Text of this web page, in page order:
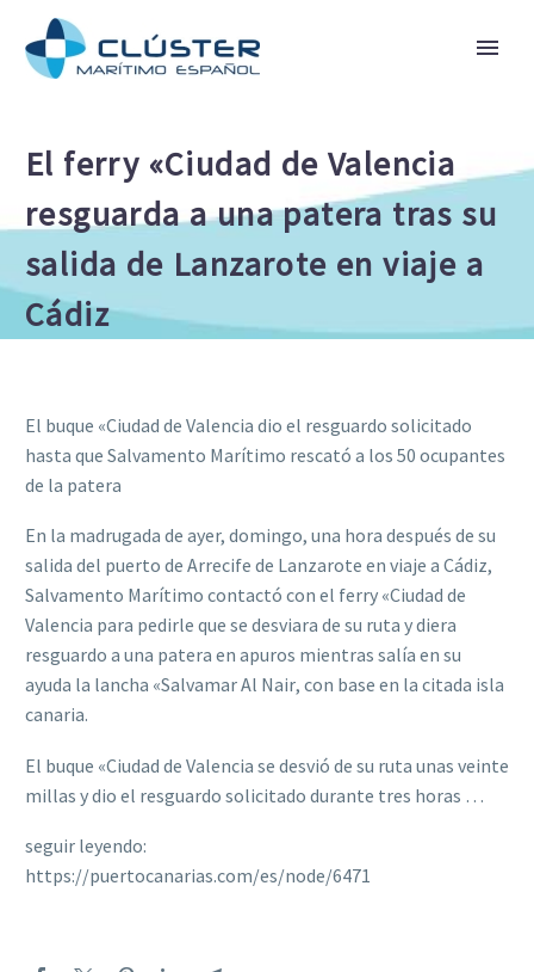
El ferry «Ciudad de Valencia
resguarda a una patera tras su
salida de Lanzarote en viaje a
Cádiz
El buque «Ciudad de Valencia dio el resguardo solicitado
hasta que Salvamento Marítimo rescató a los 50 ocupantes
de la patera
En la madrugada de ayer, domingo, una hora después de su
salida del puerto de Arrecife de Lanzarote en viaje a Cádiz,
Salvamento Marítimo contactó con el ferry «Ciudad de
Valencia para pedirle que se desviara de su ruta y diera
resguardo a una patera en apuros mientras salía en su
ayuda la lancha «Salvamar Al Nair, con base en la citada isla
canaria.
El buque «Ciudad de Valencia se desvió de su ruta unas veinte
millas y dio el resguardo solicitado durante tres horas …
seguir leyendo:
https://puertocanarias.com/es/node/6471